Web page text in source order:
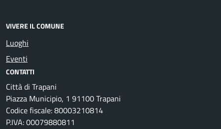
VIVERE IL COMUNE
Luoghi
Eventi
CONTATTI
Città di Trapani
Piazza Municipio, 1 91100 Trapani
Codice fiscale: 80003210814
P.IVA: 00079880811